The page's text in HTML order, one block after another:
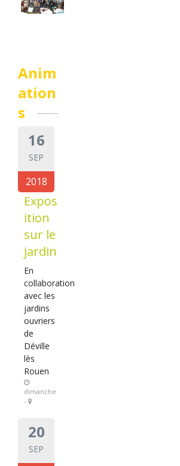
Anim
ation
s
16
SEP
2018
Expos
ition
sur le
jardin
En
collaboration
avec les
jardins
ouvriers
de
Déville
lès
Rouen
dimanche
-
20
SEP